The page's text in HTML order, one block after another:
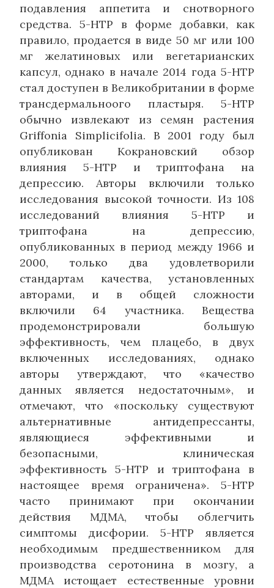
подавления аппетита и снотворного
средства. 5-HTP в форме добавки, как
правило, продается в виде 50 мг или 100
мг желатиновых или вегетарианских
капсул, однако в начале 2014 года 5-HTP
стал доступен в Великобритании в форме
трансдермальноого пластыря. 5-HTP
обычно извлекают из семян растения
Griffonia Simplicifolia. В 2001 году был
опубликован Кокрановский обзор
влияния 5-HTP и триптофана на
депрессию. Авторы включили только
исследования высокой точности. Из 108
исследований влияния 5-HTP и
триптофана на депрессию,
опубликованных в период между 1966 и
2000, только два удовлетворили
стандартам качества, установленных
авторами, и в общей сложности
включили 64 участника. Вещества
продемонстрировали большую
эффективность, чем плацебо, в двух
включенных исследованиях, однако
авторы утверждают, что «качество
данных является недостаточным», и
отмечают, что «поскольку существуют
альтернативные антидепрессанты,
являющиеся эффективными и
безопасными, клиническая
эффективность 5-HTP и триптофана в
настоящее время ограничена». 5-HTP
часто принимают при окончании
действия МДМА, чтобы облегчить
симптомы дисфории. 5-HTP является
необходимым предшественником для
производства серотонина в мозгу, а
MДMA истощает естественные уровни